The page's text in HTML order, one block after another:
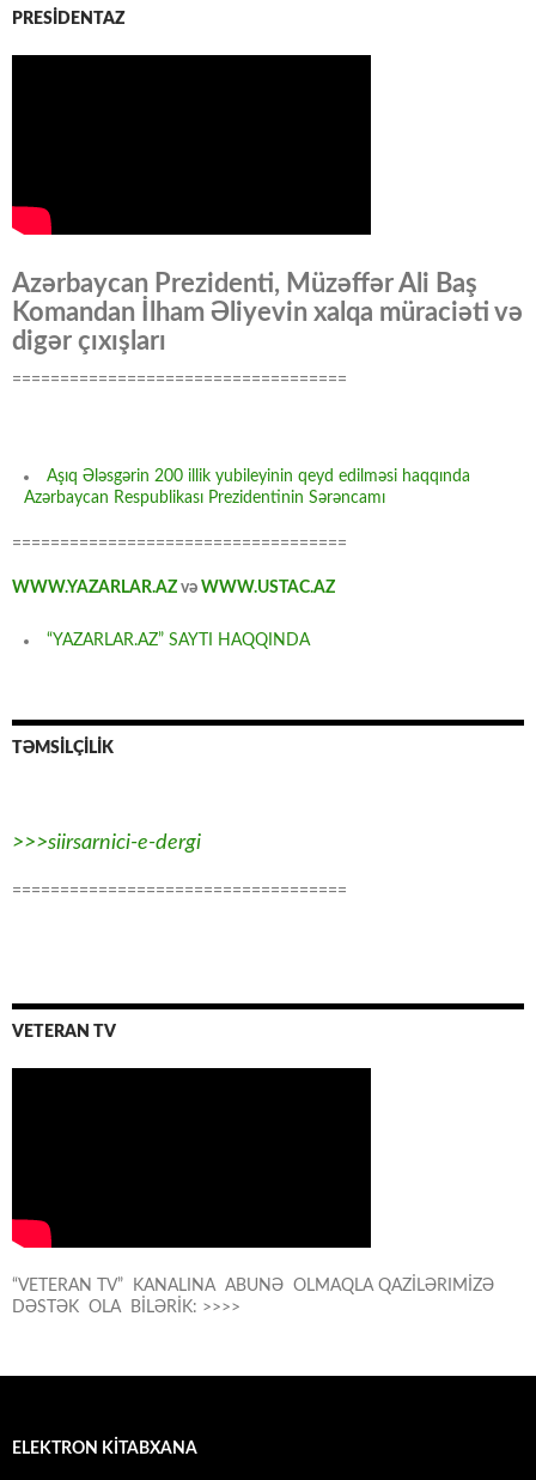
PRESİDENTAZ
Azərbaycan Prezidenti, Müzəffər Ali Baş
Komandan İlham Əliyevin xalqa müraciəti və
digər çıxışları
===================================
Aşıq Ələsgərin 200 illik yubileyinin qeyd edilməsi haqqında
Azərbaycan Respublikası Prezidentinin Sərəncamı
===================================
WWW.YAZARLAR.AZ və WWW.USTAC.AZ
“YAZARLAR.AZ” SAYTI HAQQINDA
TƏMSİLÇİLİK
>>>siirsarnici-e-dergi
===================================
VETERAN TV
“VETERAN TV” KANALINA ABUNƏ OLMAQLA QAZİLƏRIMİZƏ
DƏSTƏK OLA BİLƏRİK: >>>>
ELEKTRON KİTABXANA